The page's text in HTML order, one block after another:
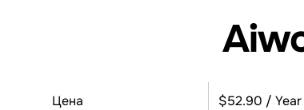
Цена $52.90 / Year